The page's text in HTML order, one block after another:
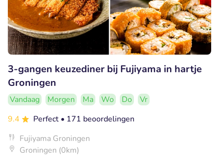
3-gangen keuzediner bij Fujiyama in hartje
Groningen
Vandaag Morgen Ma Wo Do
Vr
9.4
Perfect • 171 beoordelingen
Fujiyama Groningen
Groningen (0km)